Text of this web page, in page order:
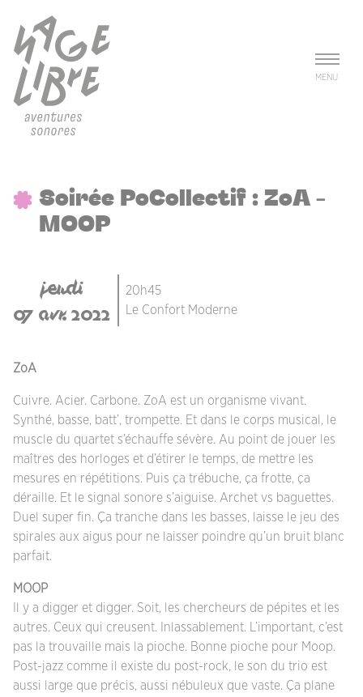
MENU
Soirée PoCollectif : ZoA -
MOOP
jeudi
07 avr. 2022
20h45
Le Confort Moderne
ZoA
Cuivre. Acier. Carbone. ZoA est un organisme vivant.
Synthé, basse, batt’, trompette. Et dans le corps musical, le
muscle du quartet s’échauffe sévère. Au point de jouer les
maîtres des horloges et d’étirer le temps, de mettre les
mesures en répétitions. Puis ça trébuche, ça frotte, ça
déraille. Et le signal sonore s’aiguise. Archet vs baguettes.
Duel super fin. Ça tranche dans les basses, laisse le jeu des
spirales aux aigus pour ne laisser poindre qu’un bruit blanc
parfait.
MOOP
Il y a digger et digger. Soit, les chercheurs de pépites et les
autres. Ceux qui creusent. Inlassablement. L’important, c’est
pas la trouvaille mais la pioche. Bonne pioche pour Moop.
Post-jazz comme il existe du post-rock, le son du trio est
aussi large que précis, aussi nébuleux que vaste. Ça plane